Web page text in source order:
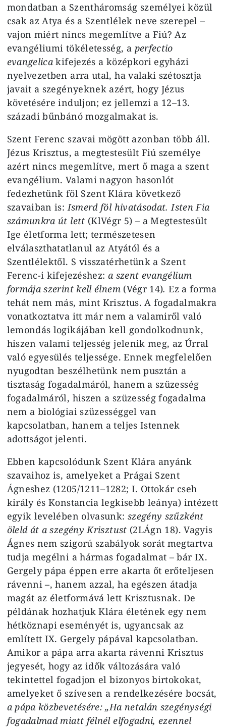
mondatban a Szentháromság személyei közül
csak az Atya és a Szentlélek neve szerepel –
vajon miért nincs megemlítve a Fiú? Az
evangéliumi tökéletesség, a perfectio
evangelica kifejezés a középkori egyházi
nyelvezetben arra utal, ha valaki szétosztja
javait a szegényeknek azért, hogy Jézus
követésére induljon; ez jellemzi a 12–13.
századi bűnbánó mozgalmakat is.
Szent Ferenc szavai mögött azonban több áll.
Jézus Krisztus, a megtestesült Fiú személye
azért nincs megemlítve, mert ő maga a szent
evangélium. Valami nagyon hasonlót
fedezhetünk föl Szent Klára következő
szavaiban is: Ismerd föl hivatásodat. Isten Fia
számunkra út lett (KlVégr 5) – a Megtestesült
Ige életforma lett; természetesen
elválaszthatatlanul az Atyától és a
Szentlélektől. S visszatérhetünk a Szent
Ferenc-i kifejezéshez: a szent evangélium
formája szerint kell élnem (Végr 14). Ez a forma
tehát nem más, mint Krisztus. A fogadalmakra
vonatkoztatva itt már nem a valamiről való
lemondás logikájában kell gondolkodnunk,
hiszen valami teljesség jelenik meg, az Úrral
való egyesülés teljessége. Ennek megfelelően
nyugodtan beszélhetünk nem pusztán a
tisztaság fogadalmáról, hanem a szüzesség
fogadalmáról, hiszen a szüzesség fogadalma
nem a biológiai szüzességgel van
kapcsolatban, hanem a teljes Istennek
adottságot jelenti.
Ebben kapcsolódunk Szent Klára anyánk
szavaihoz is, amelyeket a Prágai Szent
Ágneshez (1205/1211–1282; I. Ottokár cseh
király és Konstancia legkisebb leánya) intézett
egyik levelében olvasunk: szegény szűzként
öleld át a szegény Krisztust (2LÁgn 18). Vagyis
Ágnes nem szigorú szabályok sorát megtartva
tudja megélni a hármas fogadalmat – bár IX.
Gergely pápa éppen erre akarta őt erőteljesen
rávenni –, hanem azzal, ha egészen átadja
magát az életformává lett Krisztusnak. De
példának hozhatjuk Klára életének egy nem
hétköznapi eseményét is, ugyancsak az
említett IX. Gergely pápával kapcsolatban.
Amikor a pápa arra akarta rávenni Krisztus
jegyesét, hogy az idők változására való
tekintettel fogadjon el bizonyos birtokokat,
amelyeket ő szívesen a rendelkezésére bocsát,
a pápa közbevetésére: „Ha netalán szegénységi
fogadalmad miatt félnél elfogadni, ezennel